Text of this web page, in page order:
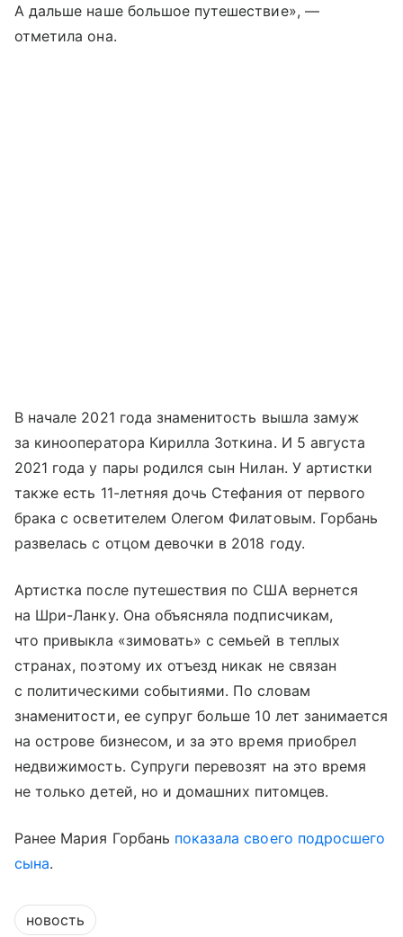
А дальше наше большое путешествие», —
отметила она.
В начале 2021 года знаменитость вышла замуж
за кинооператора Кирилла Зоткина. И 5 августа
2021 года у пары родился сын Нилан. У артистки
также есть 11-летняя дочь Стефания от первого
брака с осветителем Олегом Филатовым. Горбань
развелась с отцом девочки в 2018 году.
Артистка после путешествия по США вернется
на Шри-Ланку. Она объясняла подписчикам,
что привыкла «зимовать» с семьей в теплых
странах, поэтому их отъезд никак не связан
с политическими событиями. По словам
знаменитости, ее супруг больше 10 лет занимается
на острове бизнесом, и за это время приобрел
недвижимость. Супруги перевозят на это время
не только детей, но и домашних питомцев.
Ранее Мария Горбань показала своего подросшего
сына.
новость